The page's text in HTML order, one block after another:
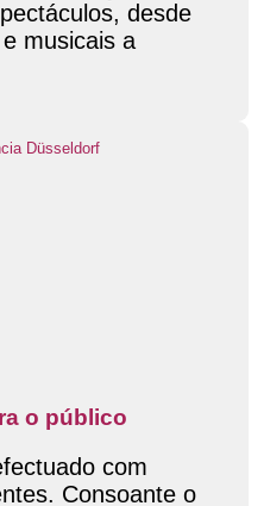
desde
musicais a
o público
com
Consoante o